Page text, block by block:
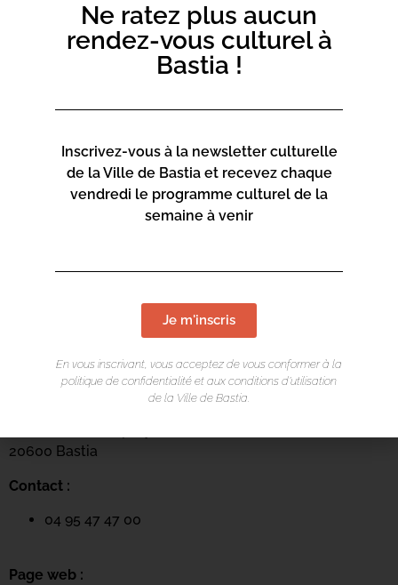
LIEU DE L'ÉVÉNEMENT
Mediateca Barberine Duriani
20600 Bastia
Contact :
04 95 47 47 00
Page web :
Ne ratez plus aucun
rendez-vous culturel à
Bastia !
Inscrivez-vous à la newsletter culturelle
de la Ville de Bastia et recevez chaque
vendredi le programme culturel de la
semaine à venir
Je m'inscris
En vous inscrivant, vous acceptez de vous conformer à la
politique de confidentialité et aux conditions d’utilisation
de la Ville de Bastia.